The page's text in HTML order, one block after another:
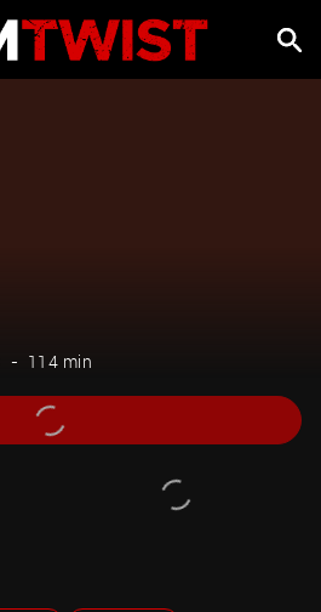
114 min